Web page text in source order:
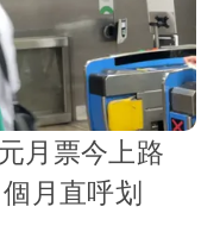
月票今上路
月直呼划